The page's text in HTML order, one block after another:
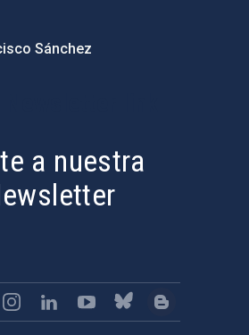
Sánchez
a nuestra